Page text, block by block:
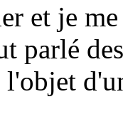
et je
parlé
l'objet